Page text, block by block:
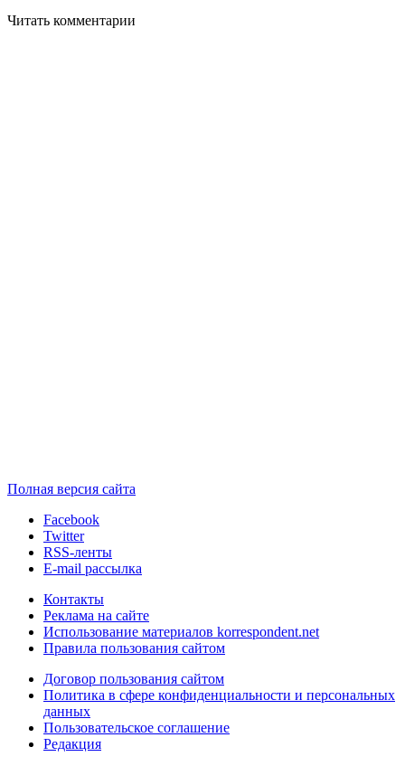
Читать комментарии
Полная версия сайта
Facebook
Twitter
RSS-ленты
E-mail рассылка
Контакты
Реклама на сайте
Использование материалов korrespondent.net
Правила пользования сайтом
Договор пользования сайтом
Политика в сфере конфиденциальности и персональных
данных
Пользовательское соглашение
Редакция